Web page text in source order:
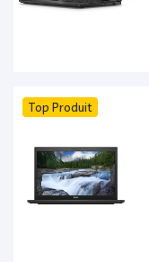
Top Produit